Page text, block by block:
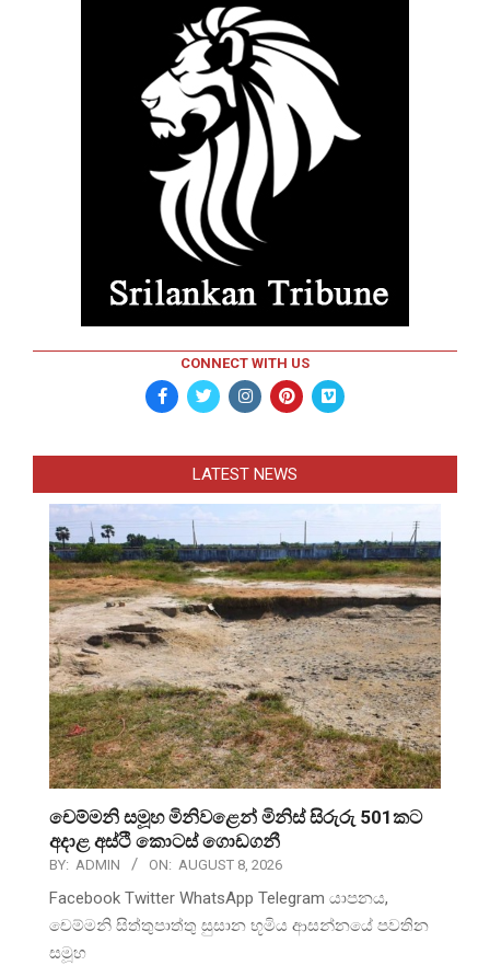
CONNECT WITH US
LATEST NEWS
චෙම්මනි සමූහ මිනිවළෙන් මිනිස් සිරුරු 501කට
අදාළ අස්ථි කොටස් ගොඩගනී
BY: ADMIN ON: AUGUST 8, 2026
Facebook Twitter WhatsApp Telegram යාපනය,
චෙම්මනි සිත්තුපාත්තු සුසාන භූමිය ආසන්නයේ පවතින
සමූහ